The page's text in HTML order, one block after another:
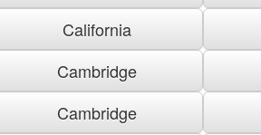
California
Cambridge
Cambridge